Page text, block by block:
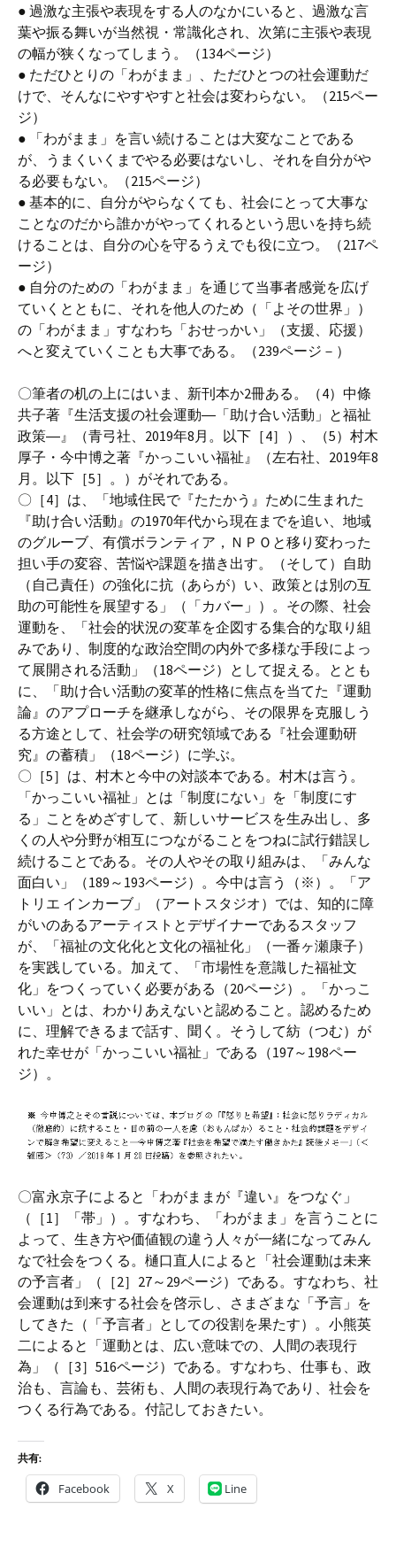
● 過激な主張や表現をする人のなかにいると、過激な言
葉や振る舞いが当然視・常識化され、次第に主張や表現
の幅が狭くなってしまう。（134ページ）
● ただひとりの「わがまま」、ただひとつの社会運動だ
けで、そんなにやすやすと社会は変わらない。（215ペー
ジ）
● 「わがまま」を言い続けることは大変なことである
が、うまくいくまでやる必要はないし、それを自分がや
る必要もない。（215ページ）
● 基本的に、自分がやらなくても、社会にとって大事な
ことなのだから誰かがやってくれるという思いを持ち続
けることは、自分の心を守るうえでも役に立つ。（217ペ
ージ）
● 自分のための「わがまま」を通じて当事者感覚を広げ
ていくとともに、それを他人のため（「よその世界」）
の「わがまま」すなわち「おせっかい」（支援、応援）
へと変えていくことも大事である。（239ページ－）
〇筆者の机の上にはいま、新刊本か2冊ある。（4）中條
共子著『生活支援の社会運動―「助け合い活動」と福祉
政策―』（青弓社、2019年8月。以下［4］）、（5）村木
厚子・今中博之著『かっこいい福祉』（左右社、2019年8
月。以下［5］。）がそれである。
〇［4］は、「地域住民で『たたかう』ために生まれた
『助け合い活動』の1970年代から現在までを追い、地域
のグルーブ、有償ボランティア，ＮＰＯと移り変わった
担い手の変容、苦悩や課題を描き出す。（そして）自助
（自己責任）の強化に抗（あらが）い、政策とは別の互
助の可能性を展望する」（「カバー」）。その際、社会
運動を、「社会的状況の変革を企図する集合的な取り組
みであり、制度的な政治空間の内外で多様な手段によっ
て展開される活動」（18ページ）として捉える。ととも
に、「助け合い活動の変革的性格に焦点を当てた『運動
論』のアプローチを継承しながら、その限界を克服しう
る方途として、社会学の研究領域である『社会運動研
究』の蓄積」（18ページ）に学ぶ。
〇［5］は、村木と今中の対談本である。村木は言う。
「かっこいい福祉」とは「制度にない」を「制度にす
る」ことをめざすして、新しいサービスを生み出し、多
くの人や分野が相互につながることをつねに試行錯誤し
続けることである。その人やその取り組みは、「みんな
面白い」（189～193ページ）。今中は言う（※）。「ア
トリエ インカーブ」（アートスタジオ）では、知的に障
がいのあるアーティストとデザイナーであるスタッフ
が、「福祉の文化化と文化の福祉化」（一番ヶ瀬康子）
を実践している。加えて、「市場性を意識した福祉文
化」をつくっていく必要がある（20ページ）。「かっこ
いい」とは、わかりあえないと認めること。認めるため
に、理解できるまで話す、聞く。そうして紡（つむ）が
れた幸せが「かっこいい福祉」である（197～198ペー
ジ）。
〇富永京子によると「わがままが『違い』をつなぐ」
（［1］「帯」）。すなわち、「わがまま」を言うことに
よって、生き方や価値観の違う人々が一緒になってみん
なで社会をつくる。樋口直人によると「社会運動は未来
の予言者」（［2］27～29ページ）である。すなわち、社
会運動は到来する社会を啓示し、さまざまな「予言」を
してきた（「予言者」としての役割を果たす）。小熊英
二によると「運動とは、広い意味での、人間の表現行
為」（［3］516ページ）である。すなわち、仕事も、政
治も、言論も、芸術も、人間の表現行為であり、社会を
つくる行為である。付記しておきたい。
共有:
Facebook X Line